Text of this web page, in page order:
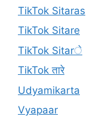
TikTok Sitaras
TikTok Sitare
TikTok Sitarे
TikTok तारे
Udyamikarta
Vyapaar